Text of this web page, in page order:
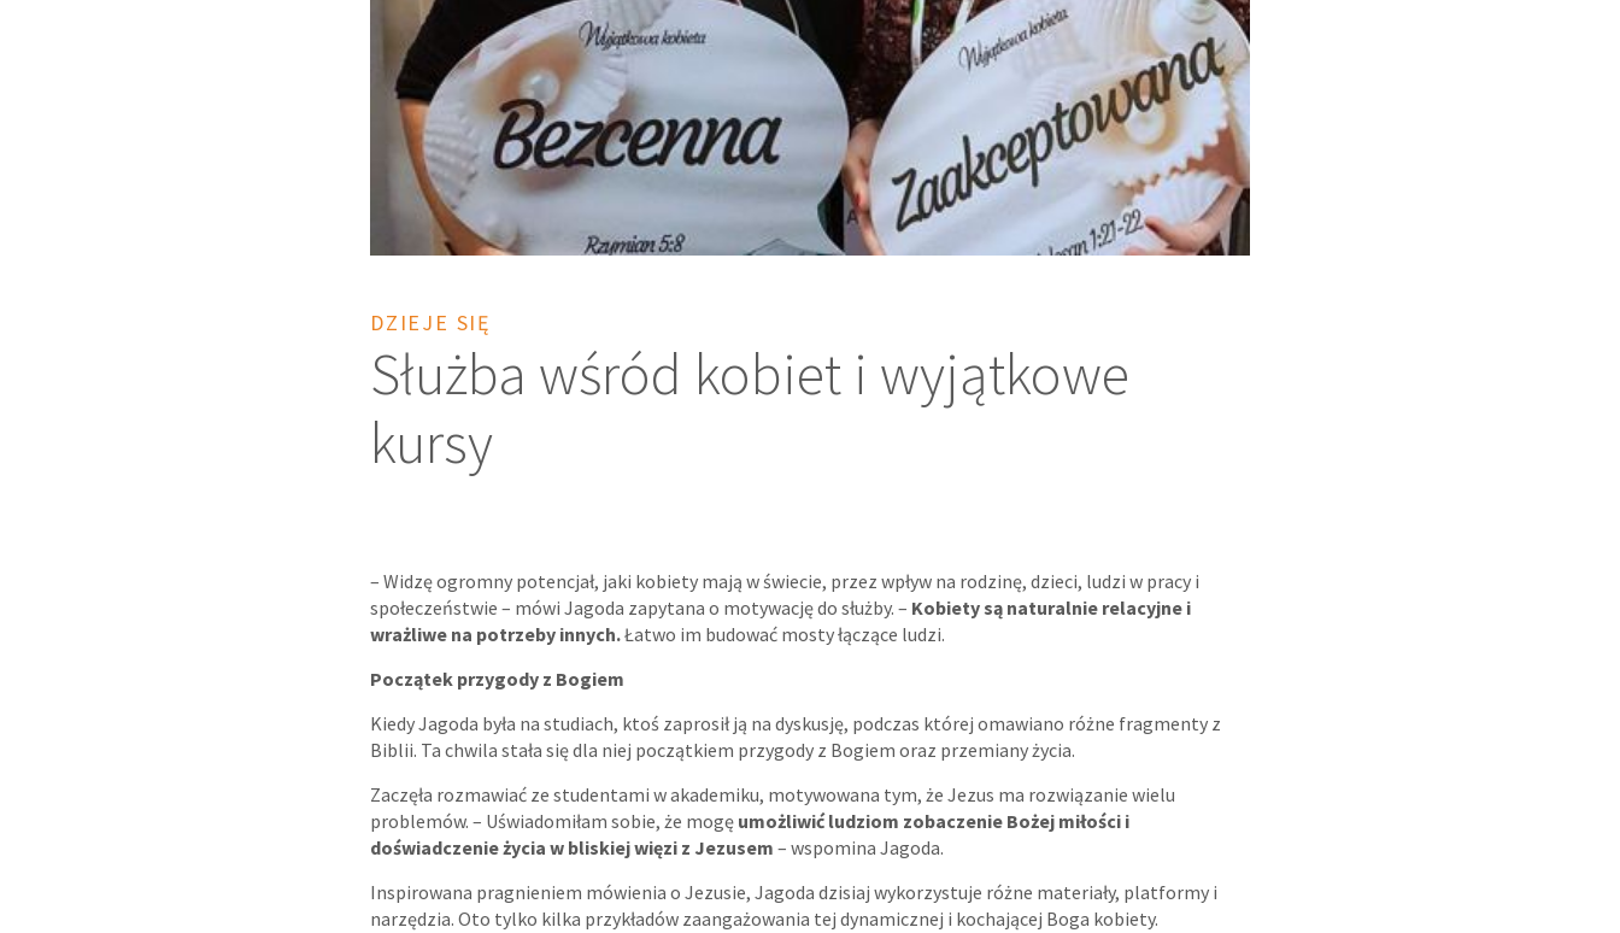
DZIEJE SIĘ
Służba wśród kobiet i wyjątkowe
kursy
– Widzę ogromny potencjał, jaki kobiety mają w świecie, przez wpływ na rodzinę, dzieci, ludzi w pracy i
społeczeństwie – mówi Jagoda zapytana o motywację do służby. – Kobiety są naturalnie relacyjne i
wrażliwe na potrzeby innych.Łatwo im budować mosty łączące ludzi.
Początek przygody z Bogiem
Kiedy Jagoda była na studiach, ktoś zaprosił ją na dyskusję, podczas której omawiano różne fragmenty z
Biblii. Ta chwila stała się dla niej początkiem przygody z Bogiem oraz przemiany życia.
Zaczęła rozmawiać ze studentami w akademiku, motywowana tym, że Jezus ma rozwiązanie wielu
problemów. – Uświadomiłam sobie, że mogę umożliwić ludziom zobaczenie Bożej miłości i
doświadczenie życia w bliskiej więzi z Jezusem – wspomina Jagoda.
Inspirowana pragnieniem mówienia o Jezusie, Jagoda dzisiaj wykorzystuje różne materiały, platformy i
narzędzia. Oto tylko kilka przykładów zaangażowania tej dynamicznej i kochającej Boga kobiety.